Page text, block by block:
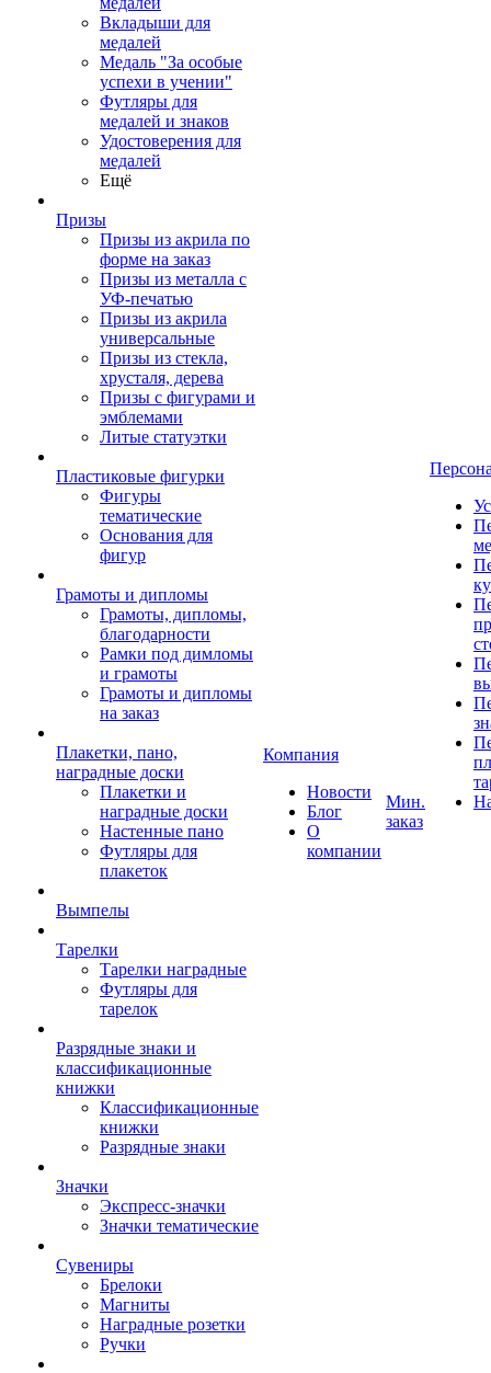
Вкладыши для
медалей
Медаль "За особые
успехи в учении"
Футляры для
медалей и знаков
Удостоверения для
медалей
Ещё
Призы
Призы из акрила по
форме на заказ
Призы из металла с
УФ-печатью
Призы из акрила
универсальные
Призы из стекла,
хрусталя, дерева
Призы с фигурами и
эмблемами
Литые статуэтки
Пластиковые фигурки
Фигуры
тематические
Основания для
фигур
Грамоты и дипломы
Грамоты, дипломы,
благодарности
Рамки под димломы
и грамоты
Грамоты и дипломы
на заказ
Плакетки, пано,
наградные доски
Плакетки и
наградные доски
Настенные пано
Футляры для
плакеток
Вымпелы
Тарелки
Тарелки наградные
Футляры для
тарелок
Разрядные знаки и
классификационные
книжки
Классификационные
книжки
Разрядные знаки
Значки
Экспресс-значки
Значки тематические
Сувениры
Брелоки
Магниты
Наградные розетки
Ручки
Компания
Новости
Блог
О
компании
Мин.
заказ